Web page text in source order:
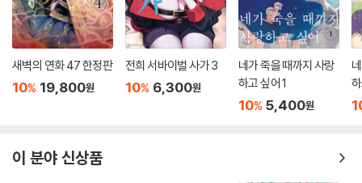
새벽의 연화 47 한정판
10% 19,800원
전희 서바이벌 사가 3
10% 6,300원
네가 죽을 때까지 사랑
하고 싶어 1
10% 5,400원
이 분야 신상품